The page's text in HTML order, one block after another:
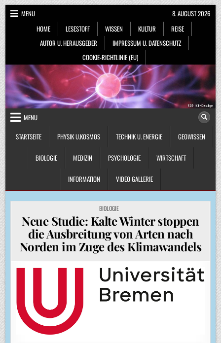
Skip
to
content
MENU
HOME
LESESTOFF WISSEN KULTUR
REISE
AUTOR U. HERAUSGEBER
IMPRESSUM U. DATENSCHUTZ
COOKIE-RICHTLINIE (EU)
8. AUGUST 2026
MENU
STARTSEITE
PHYSIK U.KOSMOS TECHNIK U. ENERGIE GEOWISSEN
BIOLOGIE MEDIZIN PSYCHOLOGIE WIRTSCHAFT
INFORMATION VIDEO GALLERIE
POSTED
IN
BIOLOGIE
Neue Studie: Kalte Winter stoppen
die Ausbreitung von Arten nach
Norden im Zuge des Klimawandels